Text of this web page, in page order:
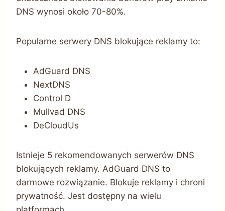
DNS wynosi około 70-80%.
Popularne serwery DNS blokujące reklamy to:
AdGuard DNS
NextDNS
Control D
Mullvad DNS
DeCloudUs
Istnieje 5 rekomendowanych serwerów DNS
blokujących reklamy. AdGuard DNS to
darmowe rozwiązanie. Blokuje reklamy i chroni
prywatność. Jest dostępny na wielu